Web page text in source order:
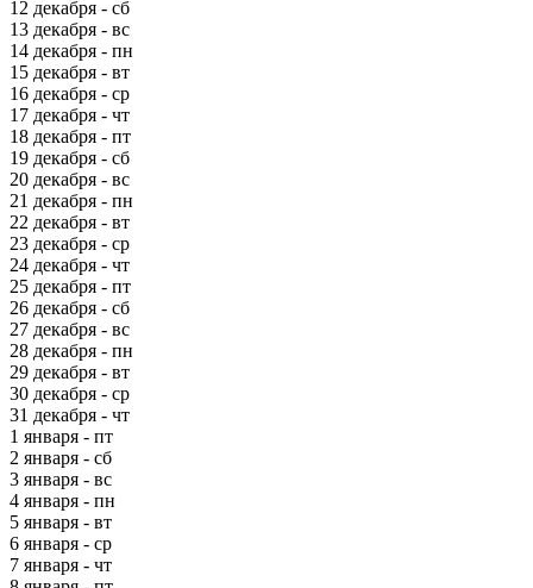
12 декабря - сб
13 декабря - вс
14 декабря - пн
15 декабря - вт
16 декабря - ср
17 декабря - чт
18 декабря - пт
19 декабря - сб
20 декабря - вс
21 декабря - пн
22 декабря - вт
23 декабря - ср
24 декабря - чт
25 декабря - пт
26 декабря - сб
27 декабря - вс
28 декабря - пн
29 декабря - вт
30 декабря - ср
31 декабря - чт
1 января - пт
2 января - сб
3 января - вс
4 января - пн
5 января - вт
6 января - ср
7 января - чт